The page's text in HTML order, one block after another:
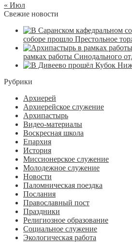
« Июл
Свежие новости
соборе прошло Престольное
рамках работы Синодального
Рубрики
Архиерей
Архиерейское служение
Архипастырь
Видео-материалы
Воскресная школа
Епархия
История
Миссионерское служение
Молодежное служение
Новости
Паломническая поездка
Послания
Православный пост
Праздники
Религиозное образование
Социальное служение
Экологическая работа